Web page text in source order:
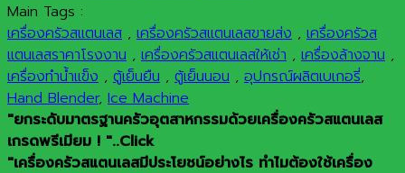
Main Tags :
เครื่องครัวสแตนเลส , เครื่องครัวสแตนเลสขายส่ง , เครื่องครัวส
แตนเลสราคาโรงงาน , เครื่องครัวสแตนเลสให้เช่า , เครื่องล้างจาน ,
เครื่องทำน้ำแข็ง , ตู้เย็นยืน , ตู้เย็นนอน , อุปกรณ์ผลิตเบเกอรี่,
Hand Blender, Ice Machine
"ยกระดับมาตรฐานครัวอุตสาหกรรมด้วยเครื่องครัวสแตนเลส
เกรดพรีเมียม ! "..Click
"เครื่องครัวสแตนเลสมีประโยชน์อย่างไร ทำไมต้องใช้เครื่อง